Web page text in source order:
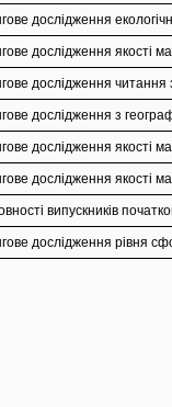
дослідження
дослідження якості
дослідження читання
дослідження з
дослідження якості
дослідження якості
випускників
дослідження рівня